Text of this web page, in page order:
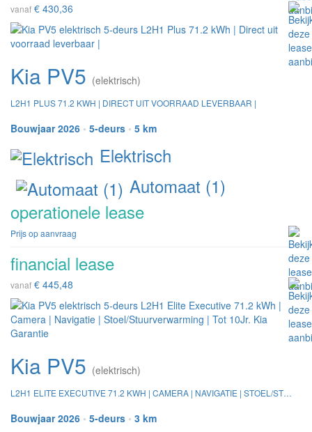
vanaf € 430,36
Kia PV5 (elektrisch)
L2H1 PLUS 71.2 KWH | DIRECT UIT VOORRAAD LEVERBAAR |
Bouwjaar 2026 • 5-deurs • 5 km
Elektrisch
Automaat (1)
operationele lease
Prijs op aanvraag
financial lease
vanaf € 445,48
Kia PV5 (elektrisch)
L2H1 ELITE EXECUTIVE 71.2 KWH | CAMERA | NAVIGATIE | STOEL/STUURVERWARMING | TOT 10JR. KIA GARANTIE
Bouwjaar 2026 • 5-deurs • 3 km